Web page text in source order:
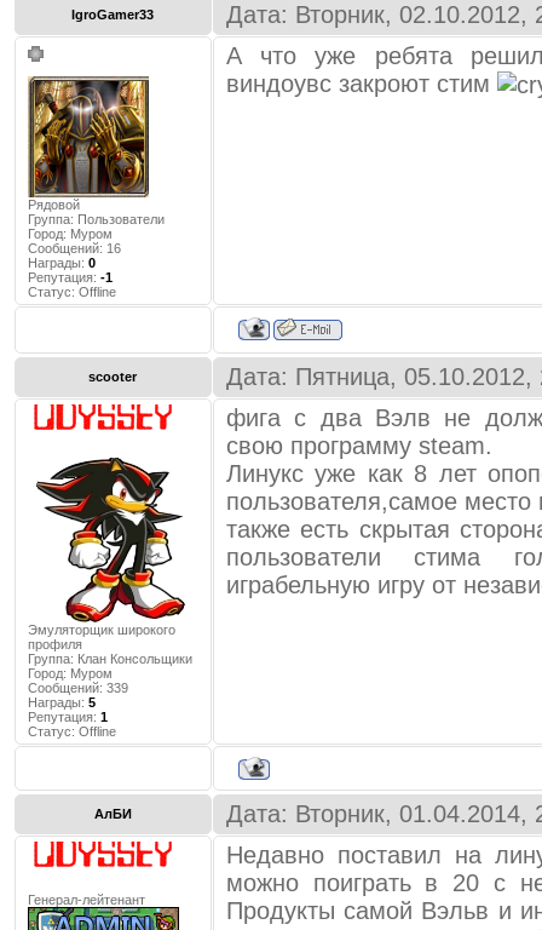
IgroGamer33 Дата: Вторник,
Рядовой
Группа: Пользователи
Город: Муром
Сообщений: 16
Награды: 0
Репутация: -1
Статус: Offline
А что уже ребята
виндоувс закроют стим
scooter Дата: Пятница,
Эмуляторщик широкого
профиля
Группа: Клан Консольщики
Город: Муром
Сообщений: 339
Награды: 5
Репутация: 1
Статус: Offline
фига с два Вэлв не
свою программу steam.
Линукс уже как 8 лет
пользователя,самое место
также есть скрытая
пользователи стима
играбельную игру от
АлБИ Дата: Вторник,
Генерал-лейтенант
Недавно поставил на
можно поиграть в 20 с
Продукты самой Вэльв и